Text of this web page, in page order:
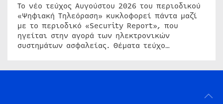
Το νέο τεύχος Αυγούστου 2026 του περιοδικού
«Ψηφιακή Τηλεόραση» κυκλοφορεί πάντα μαζί
με το περιοδικό «Security Report», που
ηγείται στην αγορά των ηλεκτρονικών
συστημάτων ασφαλείας. Θέματα τεύχο…